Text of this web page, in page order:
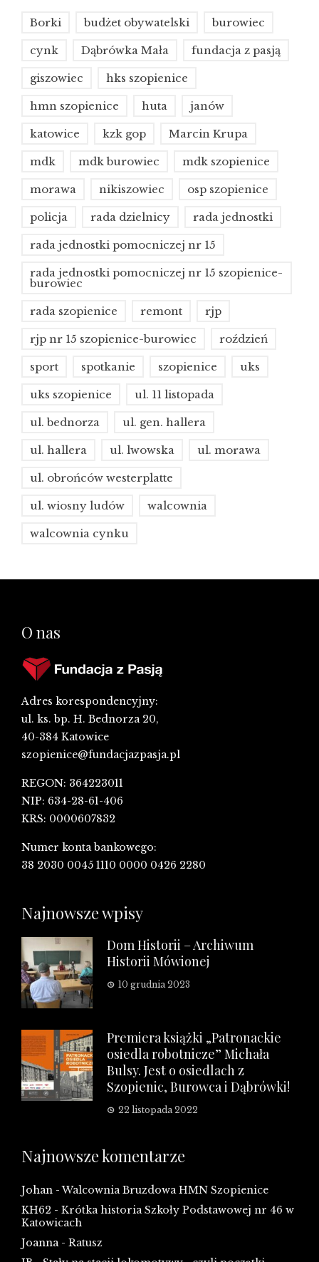
Borki budżet obywatelski burowiec
cynk Dąbrówka Mała fundacja z pasją
giszowiec hks szopienice
hmn szopienice huta janów
katowice kzk gop Marcin Krupa
mdk mdk burowiec mdk szopienice
morawa nikiszowiec osp szopienice
policja rada dzielnicy rada jednostki
rada jednostki pomocniczej nr 15
rada jednostki pomocniczej nr 15 szopienice-
burowiec
rada szopienice remont rjp
rjp nr 15 szopienice-burowiec roździeń
sport spotkanie szopienice uks
uks szopienice ul. 11 listopada
ul. bednorza ul. gen. hallera
ul. hallera ul. lwowska ul. morawa
ul. obrońców westerplatte
ul. wiosny ludów walcownia
walcownia cynku
O nas
Adres korespondencyjny:
ul. ks. bp. H. Bednorza 20,
40-384 Katowice
szopienice@fundacjazpasja.pl
REGON: 364223011
NIP: 634-28-61-406
KRS: 0000607832
Numer konta bankowego:
38 2030 0045 1110 0000 0426 2280
Najnowsze wpisy
Dom Historii – Archiwum
Historii Mówionej
10 grudnia 2023
Premiera książki „Patronackie
osiedla robotnicze” Michała
Bulsy. Jest o osiedlach z
Szopienic, Burowca i Dąbrówki!
22 listopada 2022
Najnowsze komentarze
Johan -Walcownia Bruzdowa HMN Szopienice
KH62 - Krótka historia Szkoły Podstawowej nr 46 w
Katowicach
Joanna- Ratusz